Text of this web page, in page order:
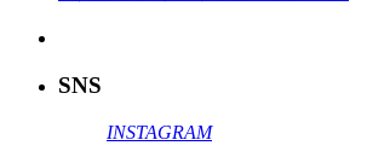
SNS
INSTAGRAM